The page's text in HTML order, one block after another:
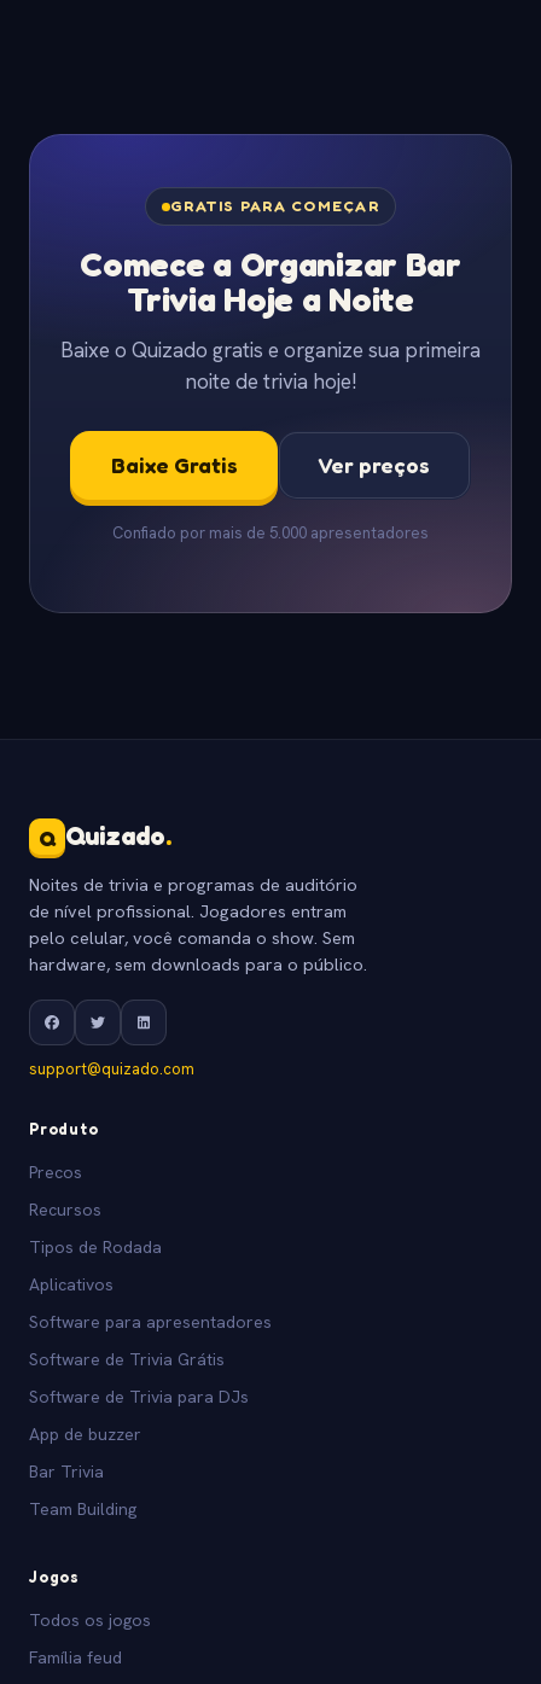
GRATIS PARA COMEÇAR
Comece a Organizar Bar
Trivia Hoje a Noite
Baixe o Quizado gratis e organize sua primeira
noite de trivia hoje!
Baixe Gratis Ver preços
Confiado por mais de 5.000 apresentadores
Q Quizado.
Noites de trivia e programas de auditório
de nível profissional. Jogadores entram
pelo celular, você comanda o show. Sem
hardware, sem downloads para o público.
support@quizado.com
Produto
Precos
Recursos
Tipos de Rodada
Aplicativos
Software para apresentadores
Software de Trivia Grátis
Software de Trivia para DJs
App de buzzer
Bar Trivia
Team Building
Jogos
Todos os jogos
Família feud